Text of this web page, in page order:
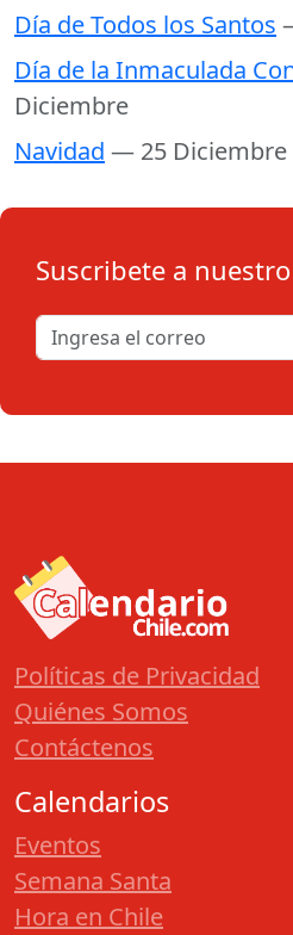
Día de Todos los Santos
Día de la Inmaculada
Diciembre
Navidad — 25 Diciembre
Suscribete a
Políticas de Privacidad
Quiénes Somos
Contáctenos
Calendarios
Eventos
Semana Santa
Hora en Chile